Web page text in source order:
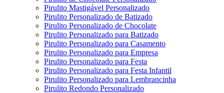
Pirulito Mastigável Personalizado
Pirulito Personalizado de Batizado
Pirulito Personalizado de Chocolate
Pirulito Personalizado para Batizado
Pirulito Personalizado para Casamento
Pirulito Personalizado para Empresa
Pirulito Personalizado para Festa
Pirulito Personalizado para Festa Infantil
Pirulito Personalizado para Lembrancinha
Pirulito Redondo Personalizado